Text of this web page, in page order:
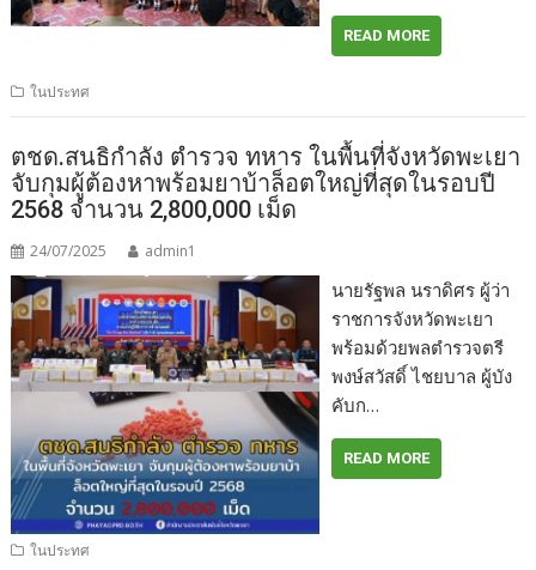
READ MORE
ในประทศ
ตชด.สนธิกำลัง ตำรวจ ทหาร ในพื้นที่จังหวัดพะเยา
จับกุมผู้ต้องหาพร้อมยาบ้าล็อตใหญ่ที่สุดในรอบปี
2568 จำนวน 2,800,000 เม็ด
24/07/2025 admin1
นายรัฐพล นราดิศร ผู้ว่า
ราชการจังหวัดพะเยา
พร้อมด้วยพลตำรวจตรี
พงษ์สวัสดิ์ ไชยบาล ผู้บัง
คับก…
READ MORE
ในประทศ